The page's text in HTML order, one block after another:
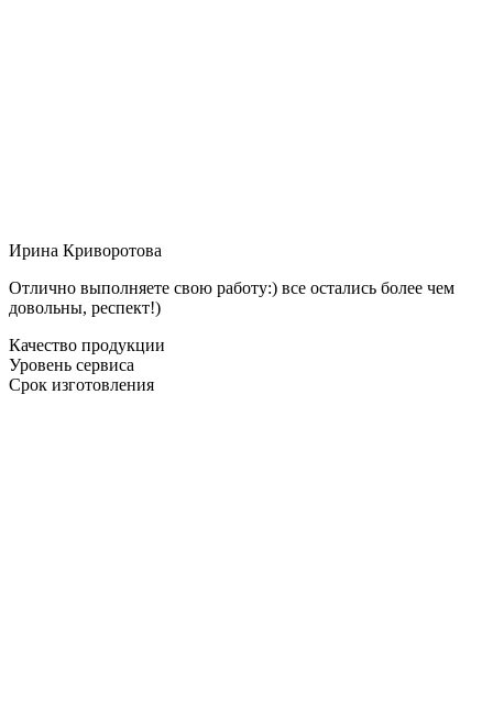
Ирина Криворотова
Отлично выполняете свою работу:) все остались более чем
довольны, респект!)
Качество продукции
Уровень сервиса
Срок изготовления